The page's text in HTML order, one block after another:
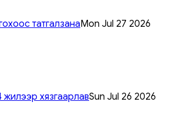
татгалзанаMon Jul 27 2026
хязгаарлавSun Jul 26 2026